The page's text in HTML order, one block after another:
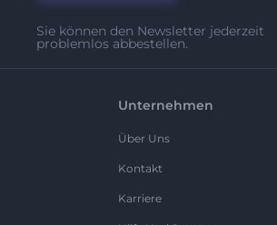
Sie können den Newsletter jederzeit
problemlos abbestellen.
Unternehmen
Über Uns
Kontakt
Karriere